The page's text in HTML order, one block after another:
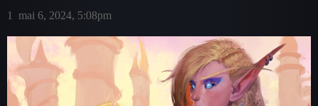
mai 6, 2024, 5:08pm
1